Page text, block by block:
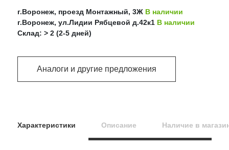
г.Воронеж, проезд Монтажный, 3Ж В наличии
г.Воронеж, ул.Лидии Рябцевой д.42к1 В наличии
Склад: > 2 (2-5 дней)
Аналоги и другие предложения
Характеристики Описание Наличие в